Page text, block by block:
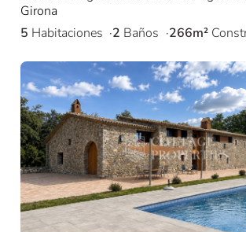
Girona
5 Habitaciones 2 Baños 266m²